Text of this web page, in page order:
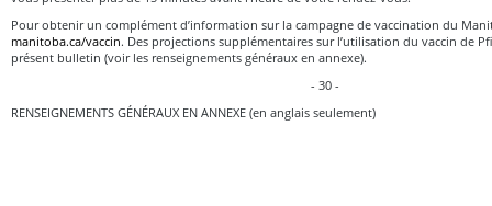
Pour obtenir un complément d’information sur la campagne de vaccination du
manitoba.ca/vaccin. Des projections supplémentaires sur l’utilisation du vaccin de
présent bulletin (voir les renseignements généraux en annexe).
- 30 -
RENSEIGNEMENTS GÉNÉRAUX EN ANNEXE (en anglais seulement)